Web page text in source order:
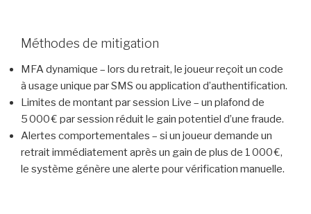
Méthodes de mitigation
MFA dynamique – lors du retrait, le joueur reçoit un code
à usage unique par SMS ou application d’authentification.
Limites de montant par session Live – un plafond de
5 000 € par session réduit le gain potentiel d’une fraude.
Alertes comportementales – si un joueur demande un
retrait immédiatement après un gain de plus de 1 000 €,
le système génère une alerte pour vérification manuelle.